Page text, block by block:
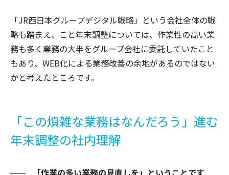
「JR西日本グループデジタル戦略」という会社全体の戦
略も踏まえ、こと年末調整については、作業性の高い業
務も多く業務の大半をグループ会社に委託していたこと
もあり、WEB化による業務改善の余地があるのではない
かと考えたところです。
「この煩雑な業務はなんだろう」進む
年末調整の社内理解
「作業の多い業務の見直しを」ということです